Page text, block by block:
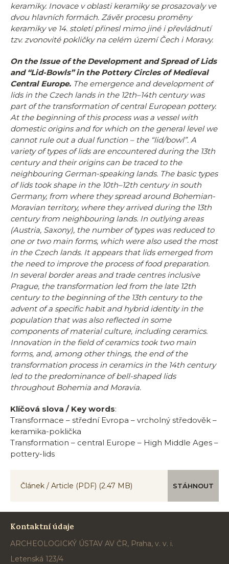
keramiky. Inovace v oblasti keramiky se prosazovaly ve
dvou hlavních formách. Závěr procesu proměny
keramiky ve 14. století přinesl mimo jiné i převládnutí
tzv. zvonovité pokličky na celém území Čech i Moravy.
On the Issue of the Development and Spread of Lids
and “Lid-Bowls” in the Pottery Circles of Medieval
Central Europe. The emergence and development of
lids in the Czech lands in the 12th–14th century was
part of the transformation of central European pottery.
At the beginning of this process was a vessel with
domestic origins and for which on the general level we
cannot rule out a dual function – the “lid/bowl”. A
variety of types of lids are encountered during the 13th
century and their origins can be traced to the
neighbouring German-speaking lands. The basic types
of lids took shape in the 10th–12th century in south
Germany, from where they spread around Bohemian-
Moravian territory, where they arrived during the 13th
century from neighbouring lands. In outlying areas
(Austria, Saxony), the number of types was reduced to
one or two main forms, which were also used the most
in the Czech lands. It appears that lids emerged from
the need to improve the process of food preparation.
In several border areas and trade centres inclusive
Prague, the transformation led from the late 12th
century to the beginning of the 13th century to the
advent of a specific habit and hybrid identity in the
population that was also reflected in some
components of material culture, including ceramics.
Innovation in the field of ceramics took two main
forms, and, among other things, the end of the
transformation process in ceramics in the 14th century
led to the predominance of bell-shaped lids
throughout Bohemia and Moravia.
Klíčová slova / Key words:
Transformace – střední Evropa – vrcholný středověk –
keramika-poklička
Transformation – central Europe – High Middle Ages –
pottery-lids
Článek / Article (PDF) (2.47 MB) STÁHNOUT
Kontaktní údaje
ARCHEOLOGICKÝ ÚSTAV AV ČR, Praha, v. v. i.
Letenská 123/4